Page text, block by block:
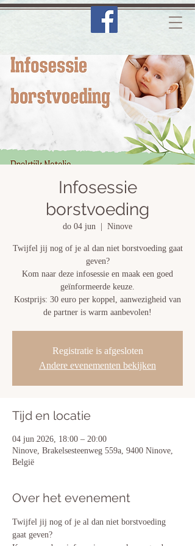
Infosessie
borstvoeding
do 04 jun Ninove
Twijfel jij nog of je al dan niet borstvoeding gaat
geven?
Kom naar deze infosessie en maak een goed
geïnformeerde keuze.
Kostprijs: 30 euro per koppel, aanwezigheid van
de partner is warm aanbevolen!
Registratie is afgesloten
Andere evenementen bekijken
Tijd en locatie
04 jun 2026, 18:00 – 20:00
Ninove, Brakelsesteenweg 559a, 9400 Ninove,
België
Over het evenement
Twijfel jij nog of je al dan niet borstvoeding
gaat geven?